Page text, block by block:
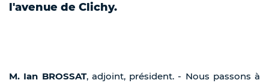
l'avenue de Clichy.
M. Ian BROSSAT, adjoint, président. - Nous passons à